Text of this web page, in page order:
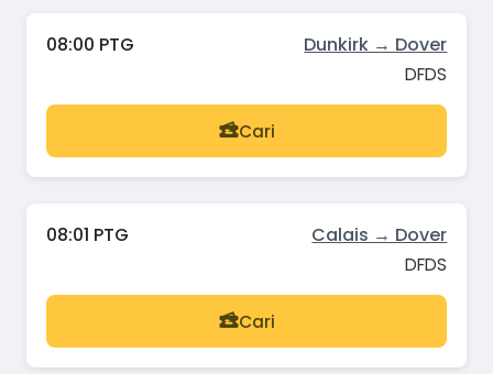
08:00 PTG Dunkirk → Dover
DFDS
Cari
08:01 PTG Calais → Dover
DFDS
Cari